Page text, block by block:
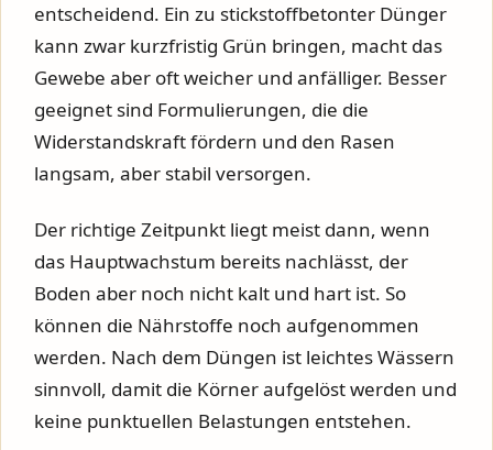
entscheidend. Ein zu stickstoffbetonter Dünger
kann zwar kurzfristig Grün bringen, macht das
Gewebe aber oft weicher und anfälliger. Besser
geeignet sind Formulierungen, die die
Widerstandskraft fördern und den Rasen
langsam, aber stabil versorgen.
Der richtige Zeitpunkt liegt meist dann, wenn
das Hauptwachstum bereits nachlässt, der
Boden aber noch nicht kalt und hart ist. So
können die Nährstoffe noch aufgenommen
werden. Nach dem Düngen ist leichtes Wässern
sinnvoll, damit die Körner aufgelöst werden und
keine punktuellen Belastungen entstehen.